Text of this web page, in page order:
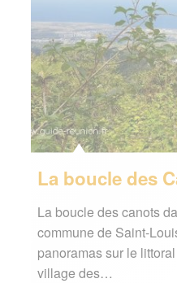
La boucle des
La boucle des canots
commune de Saint-
panoramas sur le
village des…